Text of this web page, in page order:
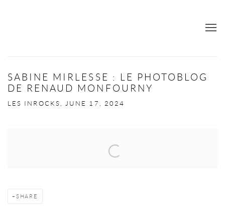
SABINE MIRLESSE : LE PHOTOBLOG
DE RENAUD MONFOURNY
LES INROCKS, JUNE 17, 2024
SHARE